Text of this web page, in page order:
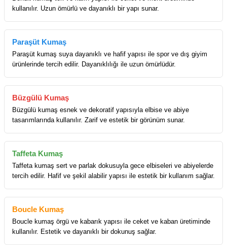
kullanılır. Uzun ömürlü ve dayanıklı bir yapı sunar.
Paraşüt Kumaş
Paraşüt kumaş suya dayanıklı ve hafif yapısı ile spor ve dış giyim
ürünlerinde tercih edilir. Dayanıklılığı ile uzun ömürlüdür.
Büzgülü Kumaş
Büzgülü kumaş esnek ve dekoratif yapısıyla elbise ve abiye
tasarımlarında kullanılır. Zarif ve estetik bir görünüm sunar.
Taffeta Kumaş
Taffeta kumaş sert ve parlak dokusuyla gece elbiseleri ve abiyelerde
tercih edilir. Hafif ve şekil alabilir yapısı ile estetik bir kullanım sağlar.
Boucle Kumaş
Boucle kumaş örgü ve kabarık yapısı ile ceket ve kaban üretiminde
kullanılır. Estetik ve dayanıklı bir dokunuş sağlar.